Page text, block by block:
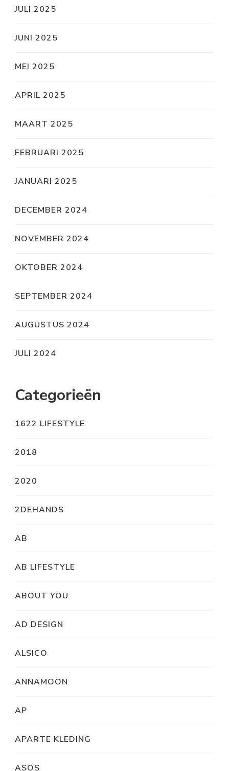
JULI 2025
JUNI 2025
MEI 2025
APRIL 2025
MAART 2025
FEBRUARI 2025
JANUARI 2025
DECEMBER 2024
NOVEMBER 2024
OKTOBER 2024
SEPTEMBER 2024
AUGUSTUS 2024
JULI 2024
Categorieën
1622 LIFESTYLE
2018
2020
2DEHANDS
AB
AB LIFESTYLE
ABOUT YOU
AD DESIGN
ALSICO
ANNAMOON
AP
APARTE KLEDING
ASOS